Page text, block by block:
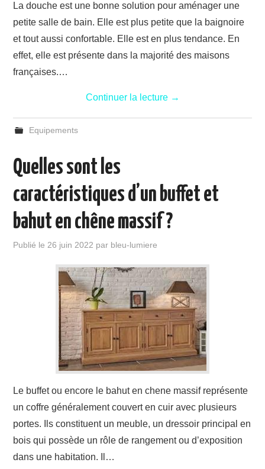
La douche est une bonne solution pour aménager une
petite salle de bain. Elle est plus petite que la baignoire
et tout aussi confortable. Elle est en plus tendance. En
effet, elle est présente dans la majorité des maisons
françaises.…
Continuer la lecture →
Equipements
Quelles sont les
caractéristiques d’un buffet et
bahut en chêne massif ?
Publié le 26 juin 2022 par bleu-lumiere
Le buffet ou encore le bahut en chene massif représente
un coffre généralement couvert en cuir avec plusieurs
portes. Ils constituent un meuble, un dressoir principal en
bois qui possède un rôle de rangement ou d’exposition
dans une habitation. Il…